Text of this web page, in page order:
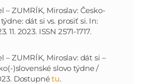
– ZUMRÍK, Miroslav: Česko-
dát si vs. prosiť si. In:
11. 2023. ISSN 2571-1717.
– ZUMRÍK, Miroslav: dát si –
)slovenské slovo týdne /
Dostupnétu.